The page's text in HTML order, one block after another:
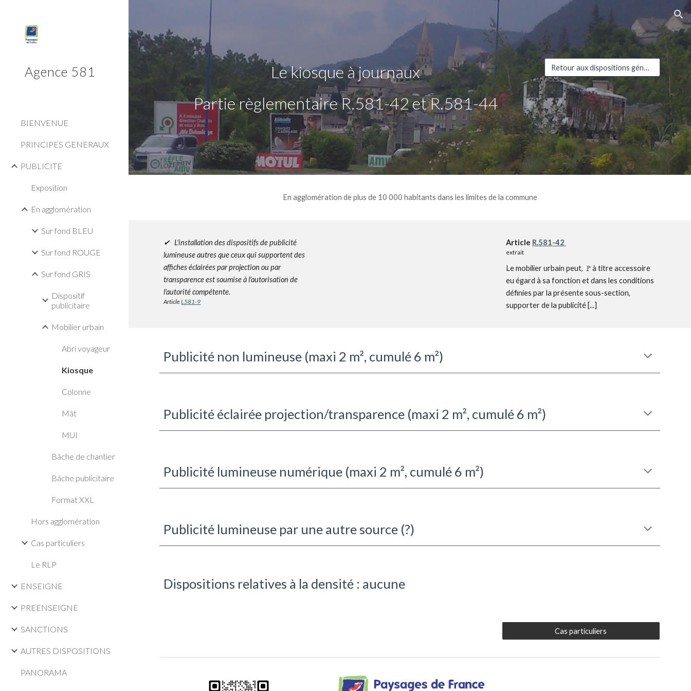
Agence 581
BIENVENUE
PRINCIPES GENERAUX
PUBLICITE
Exposition
En agglomération
Sur fond BLEU
Sur fond ROUGE
Sur fond GRIS
Dispositif
publicitaire
Mobilier urbain
Abri voyageur
Kiosque
Colonne
Mât
MUI
Bâche de chantier
Bâche publicitaire
Format XXL
Hors agglomération
Cas particuliers
Le RLP
ENSEIGNE
PREENSEIGNE
SANCTIONS
AUTRES DISPOSITIONS
PANORAMA
Le kiosque à journaux
Partie règlementaire R.581-42etR.581-44
Retour aux dispositions générales
En agglomération de plus de 10 000 habitants dans les limites de la commune
✔ L'installation des dispositifs de publicité
lumineuse autres que ceux qui supportent des
affiches éclairées par projection ou par
transparence est soumise à l'autorisation de
l'autorité compétente.
ArticleL581-9
Article R.581-42
extrait
Le mobilier urbain peut, 🚩à titre accessoire
eu égard à sa fonction et dans les conditions
définies par la présente sous-section,
supporter de la publicité [...]
Publicité non lumineuse (maxi 2 m², cumulé 6 m²)
Publicité éclairée projection/transparence (maxi 2 m², cumulé 6 m²)
Publicité lumineuse numérique (maxi 2 m², cumulé 6 m²)
Publicité lumineuse par une autre source (?)
Dispositions relatives à la densité : aucune
Cas particuliers